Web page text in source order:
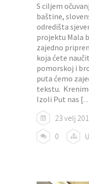
S ciljem
baštine,
odredišta
projektu Mala
zajedno
koja ćete
pomorskoj i
puta ćemo
tekstu.
Izoli Put nas
23 velj
0